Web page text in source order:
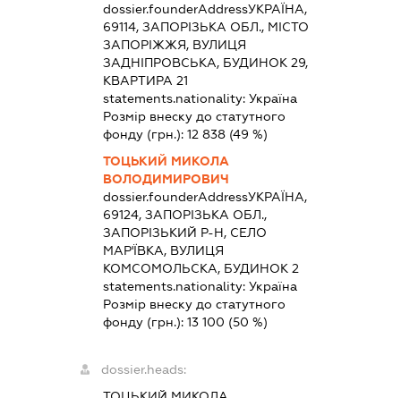
dossier.founderAddressУКРАЇНА,
69114, ЗАПОРІЗЬКА ОБЛ., МІСТО
ЗАПОРІЖЖЯ, ВУЛИЦЯ
ЗАДНІПРОВСЬКА, БУДИНОК 29,
КВАРТИРА 21
statements.nationality: Україна
Розмір внеску до статутного
фонду (грн.): 12 838(49 %)
ТОЦЬКИЙ МИКОЛА
ВОЛОДИМИРОВИЧ
dossier.founderAddressУКРАЇНА,
69124, ЗАПОРІЗЬКА ОБЛ.,
ЗАПОРІЗЬКИЙ Р-Н, СЕЛО
МАР'ЇВКА, ВУЛИЦЯ
КОМСОМОЛЬСКА, БУДИНОК 2
statements.nationality: Україна
Розмір внеску до статутного
фонду (грн.): 13 100 (50 %)
dossier.heads: